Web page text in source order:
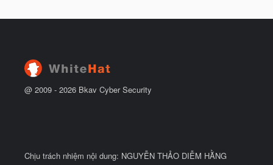
y
ầ
@ 2009 - 2026 Bkav Cyber Security
Chịu trách nhiệm nội dung: NGUYỄN THẢO DIỄM HẰNG